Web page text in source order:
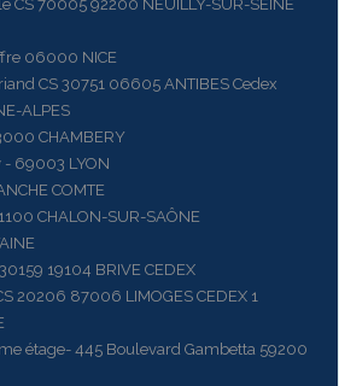
70005 92200 NEUILLY-SUR-SEINE
06000 NICE
CS 30751 06605 ANTIBES Cedex
ALPES
CHAMBERY
69003 LYON
COMTE
CHALON-SUR-SAÔNE
19104 BRIVE CEDEX
87006 LIMOGES CEDEX 1
étage- 445 Boulevard Gambetta 59200